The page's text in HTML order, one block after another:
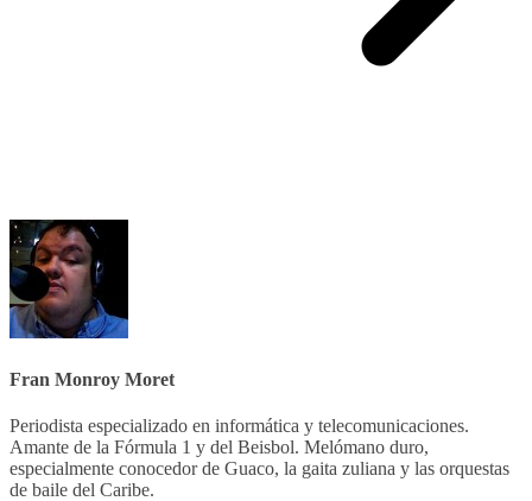
Fran Monroy Moret
Periodista especializado en informática y telecomunicaciones.
Amante de la Fórmula 1 y del Beisbol. Melómano duro,
especialmente conocedor de Guaco, la gaita zuliana y las orquestas
de baile del Caribe.